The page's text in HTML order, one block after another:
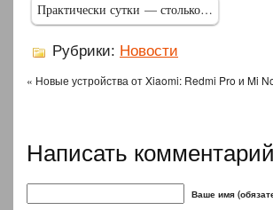
Практически сутки — столько…
Рубрики: Новости
« Новые устройства от Xiaomi: Redmi Pro и Mi
Написать комментарий
Ваше имя